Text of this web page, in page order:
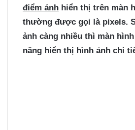
điểm ảnh hiển thị trên màn
thường được gọi là pixels.
ảnh càng nhiều thì màn
năng hiển thị hình ảnh chi